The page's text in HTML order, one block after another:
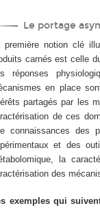
Le portage
première notion clé
carnés est celle
réponses
en place
partagés par les
de ces
connaissances des
et des
la
des
exemples qui